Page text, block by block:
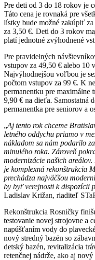
Pre deti od 3 do 18 rokov je
Táto cena je rovnaká pre
lístky bude možné zakúpiť
za 3,50 €. Deti do 3 rokov
platí jednotné zvýhodnené
Pre pravidelných
vstupov za 49,50 € alebo 10
Najvýhodnejšou voľbou je
počtom vstupov za 99 €. K
permanentku pre maximálne
9,90 € na dieťa. Samostatná
permanentka pre seniorov a
„Aj tento rok chceme
letného oddychu priamo v
nákladom sa nám podarilo
minulého roka. Zároveň
modernizácie našich
je komplexná rekonštrukcia
prechádza najväčšou
by byť verejnosti k dispozícii
Ladislav Križan, riaditeľ
Rekonštrukcia Rosničky
testovanie novej strojovne a
napúšťaním vody do
nový stredný bazén so
detský bazén, revitalizácia
retenčnej nádrže, ako aj